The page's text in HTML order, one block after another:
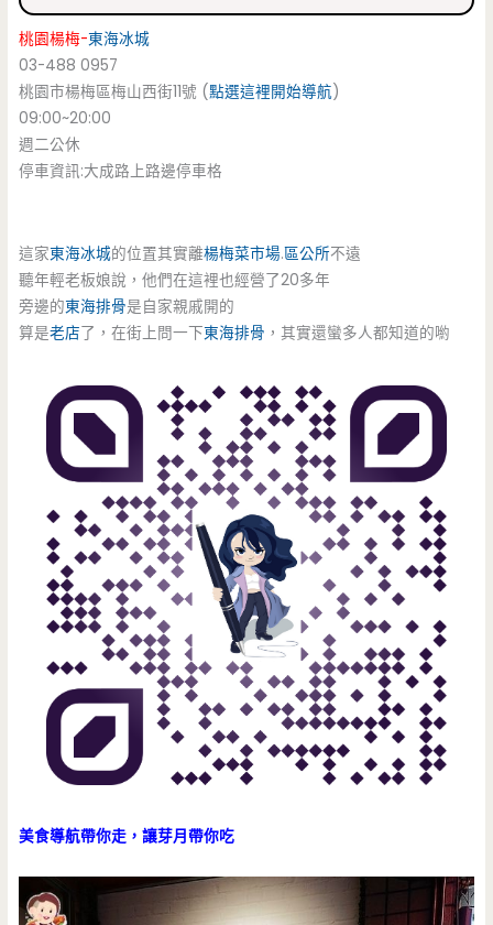
桃園楊梅-東海冰城
03-488 0957
桃園市楊梅區梅山西街11號 (點選這裡開始導航)
09:00~20:00
週二公休
停車資訊:大成路上路邊停車格
這家東海冰城的位置其實離楊梅菜市場.區公所不遠
聽年輕老板娘說，他們在這裡也經營了20多年
旁邊的東海排骨是自家親戚開的
算是老店了，在街上問一下東海排骨 ，其實還蠻多人都知道的喲
美食導航帶你走，讓芽月帶你吃